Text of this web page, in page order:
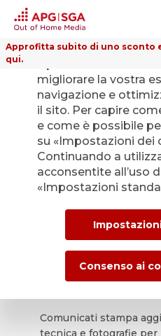
Approfitta subito di uno sconto
qui.
Indietro
L’Ufficio
APG|SGA
news e i
stampa.
Comunicati stampa
tecnica e fotografie per
migliorare la vostra
navigazione e
il sito. Per capire
e come è possibile
su «Impostazioni dei
Continuando a
acconsentite all’uso
«Impostazioni
Consenso ai